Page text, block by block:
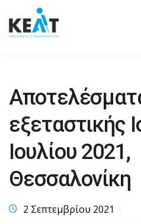
εξεταστικής
Ιουλίου 2021,
Θεσσαλονίκη
2 Σεπτεμβρίου 2021